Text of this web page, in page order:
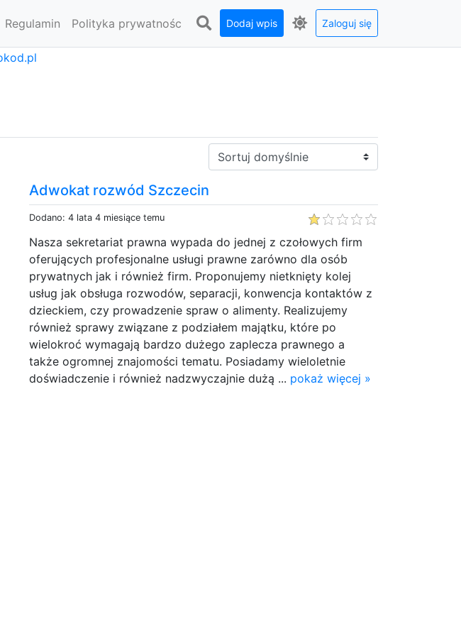
Regulamin Polityka prywatnośc Dodaj wpis Zaloguj się
Sortuj:
Adwokat rozwód Szczecin
Dodano: 4 lata 4 miesiące temu
Nasza sekretariat prawna wypada do jednej z czołowych firm
oferujących profesjonalne usługi prawne zarówno dla osób
prywatnych jak i również firm. Proponujemy nietknięty kolej
usług jak obsługa rozwodów, separacji, konwencja kontaktów z
dzieckiem, czy prowadzenie spraw o alimenty. Realizujemy
również sprawy związane z podziałem majątku, które po
wielokroć wymagają bardzo dużego zaplecza prawnego a
także ogromnej znajomości tematu. Posiadamy wieloletnie
doświadczenie i również nadzwyczajnie dużą ... pokaż więcej »